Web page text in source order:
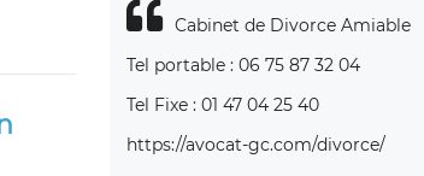
Cabinet de Divorce Amiable
Tel portable : 06 75 87 32 04
Tel Fixe : 01 47 04 25 40
https://avocat-gc.com/divorce/